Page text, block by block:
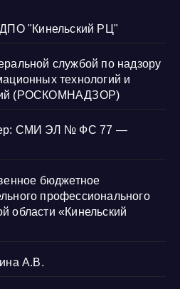
"Кинельский РЦ"
службой по надзору
технологий и
(РОСКОМНАДЗОР)
СМИ ЭЛ № ФС 77 —
бюджетное
профессионального
области «Кинельский
А.В.